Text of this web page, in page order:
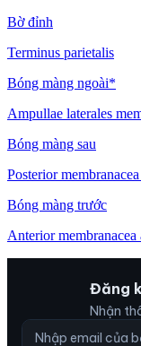
Bờ đỉnh
Terminus parietalis
Bóng màng ngoài*
Ampullae laterales
Bóng màng sau
Posterior
Bóng màng trước
Anterior membranacea
Đăng
Nhận